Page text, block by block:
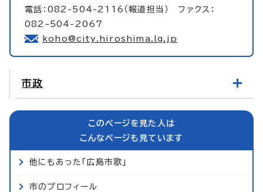
電話：082-504-2116（報道担当） ファクス：
082-504-2067
koho@city.hiroshima.lg.jp
市政
このページを見た人は
こんなページも見ています
他にもあった「広島市歌」
市のプロフィール